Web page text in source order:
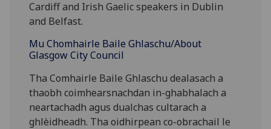
Cardiff and Irish Gaelic speakers in Dublin
and Belfast.
Mu Chomhairle Baile Ghlaschu/About
Glasgow City Council
Tha Comhairle Baile Ghlaschu dealasach a
thaobh coimhearsnachdan in-ghabhalach a
neartachadh agus dualchas cultarach a
ghlèidheadh. Tha oidhirpean co-obrachail le